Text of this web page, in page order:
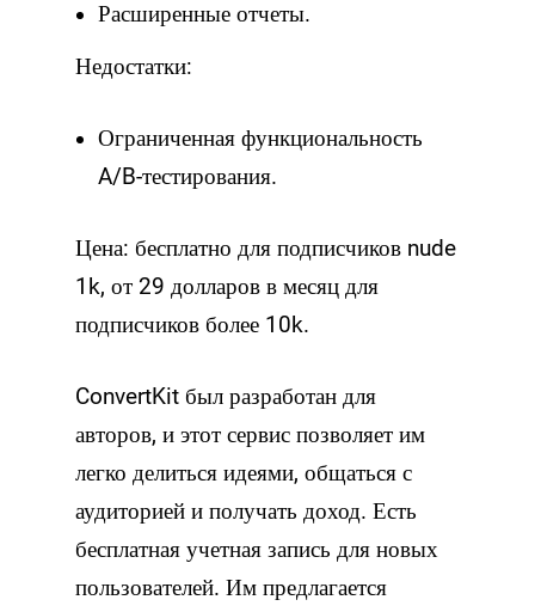
Расширенные отчеты.
Недостатки:
Ограниченная функциональность
A/B-тестирования.
Цена: бесплатно для подписчиков nude
1k, от 29 долларов в месяц для
подписчиков более 10k.
ConvertKit был разработан для
авторов, и этот сервис позволяет им
легко делиться идеями, общаться с
аудиторией и получать доход. Есть
бесплатная учетная запись для новых
пользователей. Им предлагается